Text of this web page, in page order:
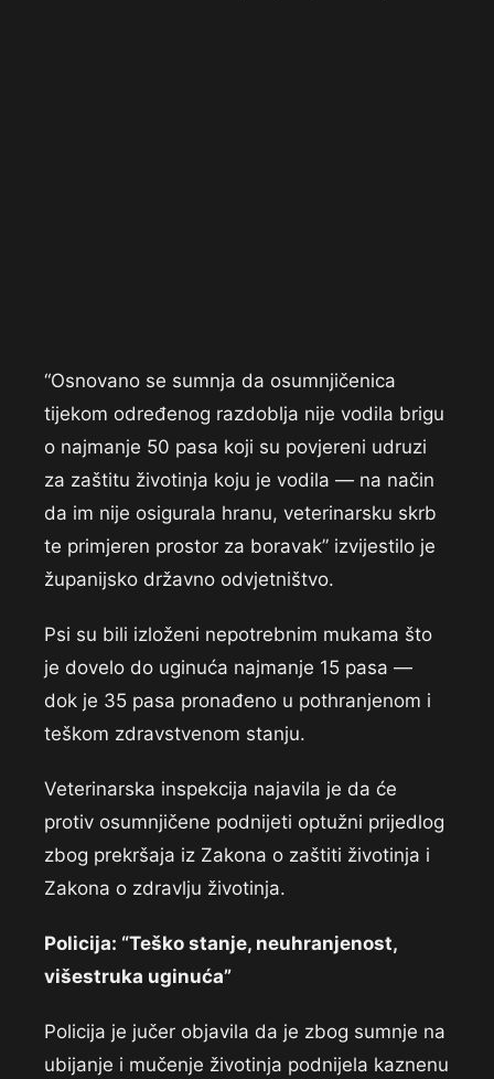
“Osnovano se sumnja da osumnjičenica
tijekom određenog razdoblja nije vodila brigu
o najmanje 50 pasa koji su povjereni udruzi
za zaštitu životinja koju je vodila — na način
da im nije osigurala hranu, veterinarsku skrb
te primjeren prostor za boravak” izvijestilo je
županijsko državno odvjetništvo.
Psi su bili izloženi nepotrebnim mukama što
je dovelo do uginuća najmanje 15 pasa —
dok je 35 pasa pronađeno u pothranjenom i
teškom zdravstvenom stanju.
Veterinarska inspekcija najavila je da će
protiv osumnjičene podnijeti optužni prijedlog
zbog prekršaja iz Zakona o zaštiti životinja i
Zakona o zdravlju životinja.
Policija: “Teško stanje, neuhranjenost,
višestruka uginuća”
Policija je jučer objavila da je zbog sumnje na
ubijanje i mučenje životinja podnijela kaznenu